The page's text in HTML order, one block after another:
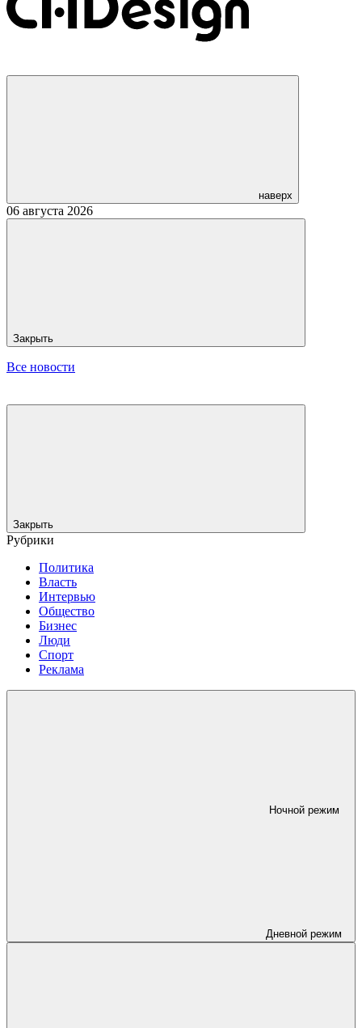
наверх
06 августа 2026
Закрыть
Все новости
Закрыть
Рубрики
Политика
Власть
Интервью
Общество
Бизнес
Люди
Спорт
Реклама
Ночной режим
Дневной режим